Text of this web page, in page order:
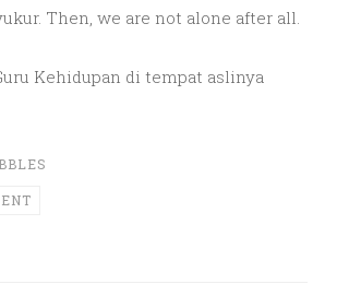
Then, we are not alone after all.
Kehidupan di tempat aslinya